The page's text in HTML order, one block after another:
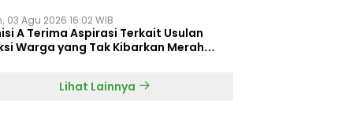
03 Agu 2026 16:02 WIB
A Terima Aspirasi Terkait Usulan
Warga yang Tak Kibarkan Merah
Lihat Lainnya